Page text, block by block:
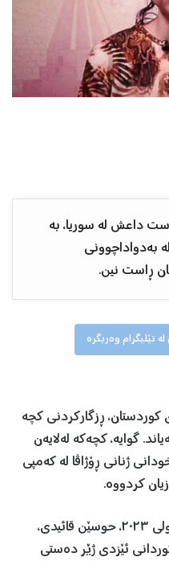
داعش لە سوریا، بە
بەدواداچوونی
ڕاست نین.
تێلیگرام وەربگرە
کوردستان، ڕزگارکردنی کچە
گوایە، کچەکە لەلایەن
ژنانی ڕۆژاڤا لە کەمپی
کردووە.
هاوکات، ڕۆژی چوارشەم ٢٠ی ئەیلوولی ٢٠٢٣، حوسێن قائیدی،
ئێزدی ژێر دەستی